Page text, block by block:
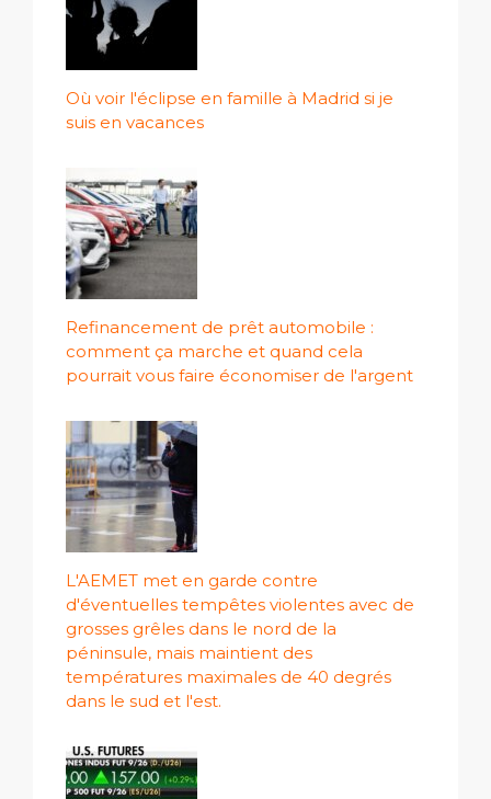
Où voir l'éclipse en famille à Madrid si je
suis en vacances
Refinancement de prêt automobile :
comment ça marche et quand cela
pourrait vous faire économiser de l'argent
L'AEMET met en garde contre
d'éventuelles tempêtes violentes avec de
grosses grêles dans le nord de la
péninsule, mais maintient des
températures maximales de 40 degrés
dans le sud et l'est.